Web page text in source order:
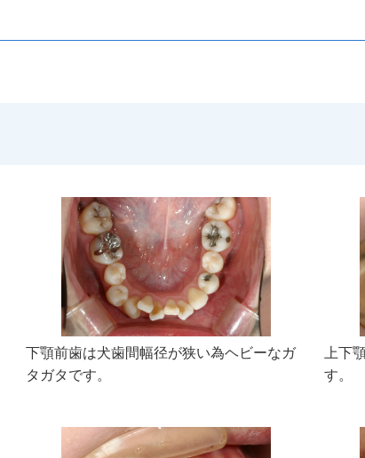
下顎前歯は犬歯間幅径が狭い為ヘビーなガ
タガタです。
上下
す。